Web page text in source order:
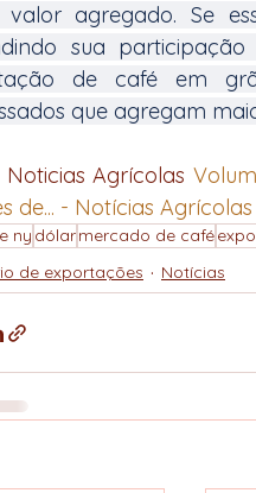
valor agregado. Se
sua
de café em
que agregam
Noticias Agrícolas
de... - Notícias Agrícolas
ny dólarmercado de café
de exportações
Notícias